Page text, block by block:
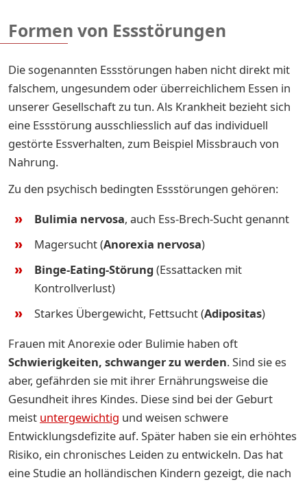
Formen von Essstörungen
Die sogenannten Essstörungen haben nicht direkt mit
falschem, ungesundem oder überreichlichem Essen in
unserer Gesellschaft zu tun. Als Krankheit bezieht sich
eine Essstörung ausschliesslich auf das individuell
gestörte Essverhalten, zum Beispiel Missbrauch von
Nahrung.
Zu den psychisch bedingten Essstörungen gehören:
Bulimia nervosa, auch Ess-Brech-Sucht genannt
Magersucht (Anorexia nervosa)
Binge-Eating-Störung(Essattacken mit
Kontrollverlust)
Starkes Übergewicht, Fettsucht (Adipositas)
Frauen mit Anorexie oder Bulimie haben oft
Schwierigkeiten, schwanger zu werden. Sind sie es
aber, gefährden sie mit ihrer Ernährungsweise die
Gesundheit ihres Kindes. Diese sind bei der Geburt
meist untergewichtig und weisen schwere
Entwicklungsdefizite auf. Später haben sie ein erhöhtes
Risiko, ein chronisches Leiden zu entwickeln. Das hat
eine Studie an holländischen Kindern gezeigt, die nach